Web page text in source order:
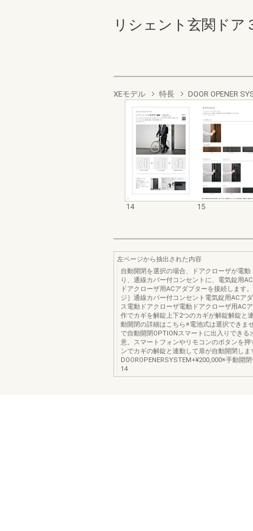
リシェント玄関ドア
XEモデル 特長 DOOR OPENER
14 15
左ページから抽出された内容
自動開閉を選択の場合、ドアクローザが電動
り、通線カバー付コンセントに、電気錠用
ドアクローザ用ACアダプターを接続します
ジ］通線カバー付コンセント電気錠用ACア
ス電動ドアクローザ電動ドアクローザ用AC
作でカギを解錠上下2つのカギが解錠解錠と
動開閉の詳細はこちら※電池式は選択できま
で自動開閉OPTIONスマートに出入りできる
意。スマートフォンやリモコンのボタンを押
ンでカギの解錠と連動して扉が自動開閉しま
DOOROPENERSYSTEM+¥200,000※手動開
14